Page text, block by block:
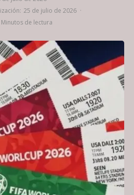
25 de julio de 2026 ·
Minutos de lectura